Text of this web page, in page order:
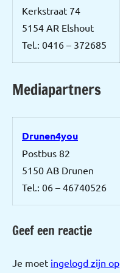
Kerkstraat 74
5154 AR Elshout
Tel.: 0416 – 372685
Mediapartners
Drunen4you
Postbus 82
5150 AB Drunen
Tel.: 06 – 46740526
Geef een reactie
Je moet ingelogd zijn op